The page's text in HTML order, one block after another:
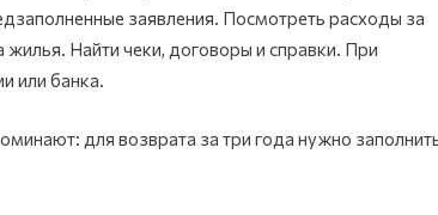
заявления. Посмотреть расходы за
жилья. Найти чеки, договоры и справки. При
или банка.
для возврата за три года нужно